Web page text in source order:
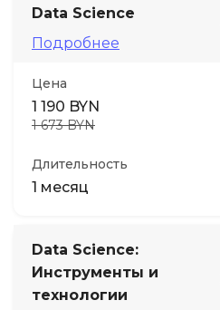
Data Science
Подробнее
Цена
1 190 BYN
1 673 BYN
Длительность
1 месяц
Data Science:
Инструменты и
технологии